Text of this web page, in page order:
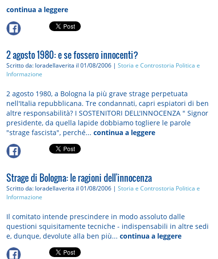
continua a leggere
2 agosto 1980: e se fossero innocenti?
Scritto da: loradellaverita il 01/08/2006 |Storia e Controstoria Politica e
Informazione
2 agosto 1980, a Bologna la più grave strage perpetuata
nell'Italia repubblicana. Tre condannati, capri espiatori di ben
altre responsabilità? I SOSTENITORI DELL'INNOCENZA " Signor
presidente, da quella lapide dobbiamo togliere le parole
"strage fascista", perché...continua a leggere
Strage di Bologna: le ragioni dell'innocenza
Scritto da: loradellaverita il 01/08/2006 |Storia e Controstoria Politica e
Informazione
Il comitato intende prescindere in modo assoluto dalle
questioni squisitamente tecniche - indispensabili in altre sedi
e, dunque, devolute alla ben più...continua a leggere